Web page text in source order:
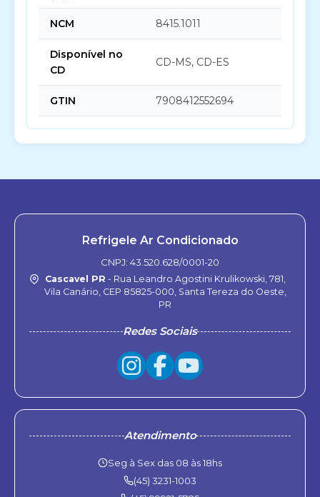
NCM 8415.1011
Disponível no
CD
CD-MS, CD-ES
GTIN 7908412552694
Refrigele Ar Condicionado
CNPJ: 43.520.628/0001-20
Cascavel PR - Rua Leandro Agostini Krulikowski, 781,
Vila Canário, CEP 85825-000, Santa Tereza do Oeste,
PR
Redes Sociais
Atendimento
Seg à Sex das 08 às 18hs
(45) 3231-1003